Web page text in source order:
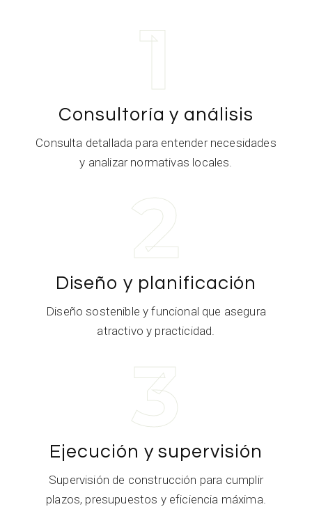
1
Consultoría y análisis
Consulta detallada para entender necesidades
y analizar normativas locales.
2
Diseño y planificación
Diseño sostenible y funcional que asegura
atractivo y practicidad.
3
Ejecución y supervisión
Supervisión de construcción para cumplir
plazos, presupuestos y eficiencia máxima.